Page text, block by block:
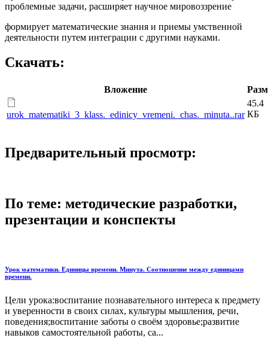
проблемные задачи, расширяет научное мировоззрение
формирует математические знания и приемы умственной
деятельности путем интеграции с другими науками.
Скачать:
Вложение
urok_matematiki_3_klass._edinicy_vremeni._chas._minuta..rar
45.4
КБ
Предварительный просмотр:
По теме: методические разработки,
презентации и конспекты
Урок математики. Единицы времени. Минута. Соотношение между единицами
времени.
Цели урока:воспитание познавательного интереса к предмету
и уверенности в своих силах, культуры мышления, речи,
поведения;воспитание заботы о своём здоровье;развитие
навыков самостоятельной работы, са...